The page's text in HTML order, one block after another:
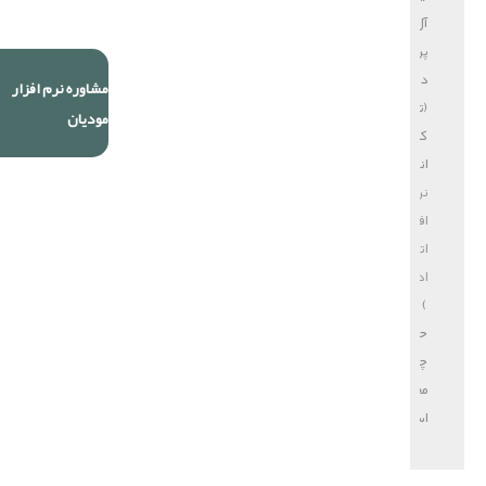
مشاوره نرم افزار
مودیان
آل
پردازش
دایا
(تولید
کننده
انواع
نرم
افزار
اتوماسیون
اداری
)
حق
چاپ
محفوظ
است